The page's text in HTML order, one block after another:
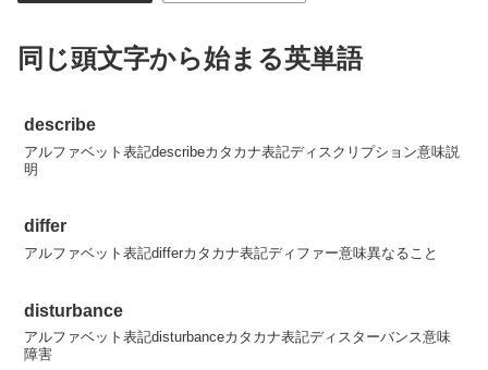
同じ頭文字から始まる英単語
describe
アルファベット表記describeカタカナ表記ディスクリプション意味説
明
differ
アルファベット表記differカタカナ表記ディファー意味異なること
disturbance
アルファベット表記disturbanceカタカナ表記ディスターバンス意味
障害